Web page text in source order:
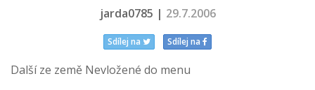
jarda0785 | 29.7.2006
Sdílej na Sdílej na
Další ze země Nevložené do menu